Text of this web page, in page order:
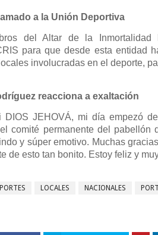
a la Unión Deportiva
del Altar de la
para que desde esta entidad
involucradas en el deporte,
reacciona a exaltación
DIOS JEHOVÁ, mi día empezó
comité permanente del
y súper emotivo. Muchas
de esto tan bonito. Estoy feliz y
LOCALES NACIONALES